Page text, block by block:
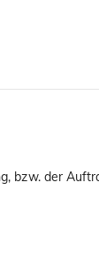
bzw. der